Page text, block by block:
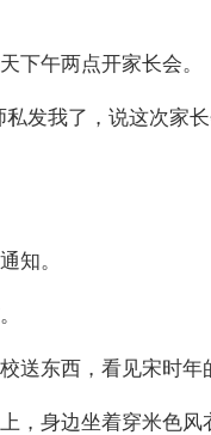
下午两点开家长会。
发我了，说这次家
知。
送东西，看见宋时年
，身边坐着穿米色风